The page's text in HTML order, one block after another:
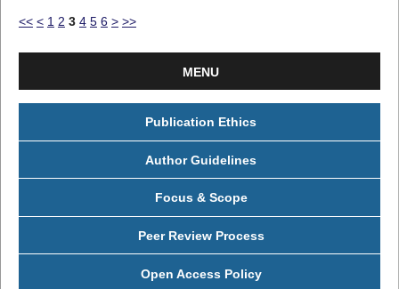
<< < 1 2 3 4 5 6 > >>
MENU
Publication Ethics
Author Guidelines
Focus & Scope
Peer Review Process
Open Access Policy